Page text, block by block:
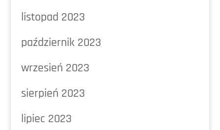
listopad 2023
październik 2023
wrzesień 2023
sierpień 2023
lipiec 2023